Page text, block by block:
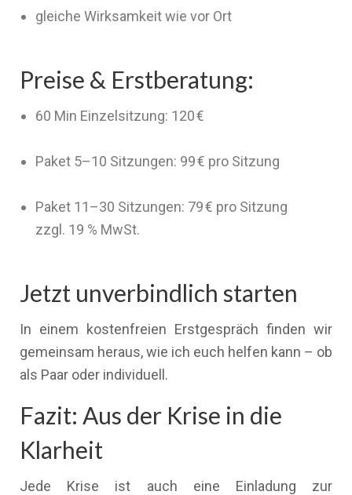
gleiche Wirksamkeit wie vor Ort
Preise & Erstberatung:
60 Min Einzelsitzung: 120 €
Paket 5–10 Sitzungen: 99 € pro Sitzung
Paket 11–30 Sitzungen: 79 € pro Sitzung
zzgl. 19 % MwSt.
Jetzt unverbindlich starten
In einem kostenfreien Erstgespräch finden wir
gemeinsam heraus, wie ich euch helfen kann – ob
als Paar oder individuell.
Fazit: Aus der Krise in die
Klarheit
Jede Krise ist auch eine Einladung zur